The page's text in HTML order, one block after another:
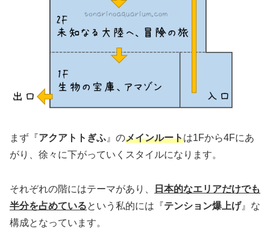
まず『アクアトトぎふ 』のメインルートは1Fから4Fにあ
がり、徐々に下がっていくスタイルになります。
それぞれの階にはテーマがあり、
日本的なエリアだけでも
半分を占めているという私的には『テンション爆上げ』な
構成となっています。